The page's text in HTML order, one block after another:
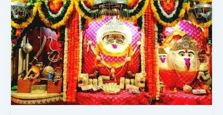
की
व्रत
कथा
|
Bhadwa
Chauth
Mata
vrat